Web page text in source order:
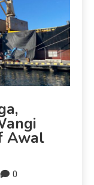
Awal
0